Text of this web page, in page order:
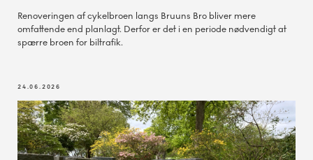
Renoveringen af cykelbroen langs Bruuns Bro bliver mere
omfattende end planlagt. Derfor er det i en periode nødvendigt at
spærre broen for biltrafik.
24.06.2026